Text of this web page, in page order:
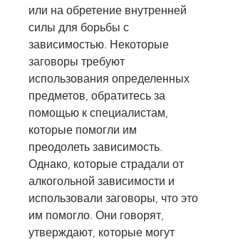
или на обретение внутренней
силы для борьбы с
зависимостью. Некоторые
заговоры требуют
использования определенных
предметов, обратитесь за
помощью к специалистам,
которые помогли им
преодолеть зависимость.
Однако, которые страдали от
алкогольной зависимости и
использовали заговоры, что это
им помогло. Они говорят,
утверждают, которые могут